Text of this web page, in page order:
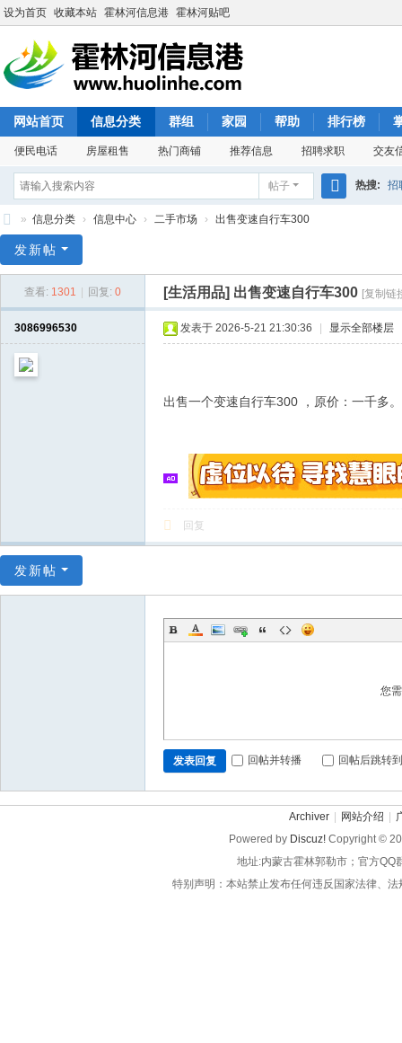
设为首页 收藏本站 霍林河信息港 霍林河贴吧
网站首页 信息分类 群组 家园 帮助 排行榜
便民电话 房屋租售 热门商铺 推荐信息 招聘求职 交友
帖子 热搜: 招
林
» 信息分类 › 信息中心 › 二手市场 › 出售变速自行车300
发新帖
查看: 1301 回复: 0 [生活用品] 出售变速自行车300 [复制链
3086996530 发表于 2026-5-21 21:30:36 显示全部楼层
出售一个变速自行车300 ，原价：一千多
回复
发新帖
您
发表回复 回帖并转播 回帖后跳转
Archiver 网站介绍
Powered by Discuz! Copyright ©
地址:内蒙古霍林郭勒市；官方QQ
特别声明：本站禁止发布任何违反国家法律、